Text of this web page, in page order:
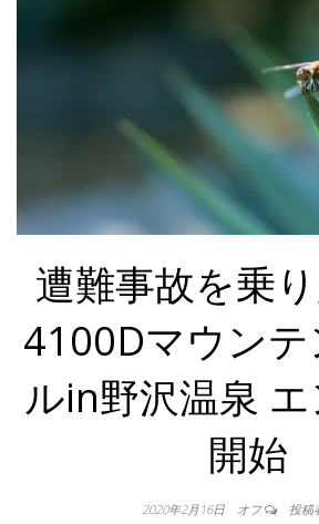
遭難事故を乗
4100Dマウンテ
ルin野沢温泉
開始
2020年2月16日 オフ 投稿